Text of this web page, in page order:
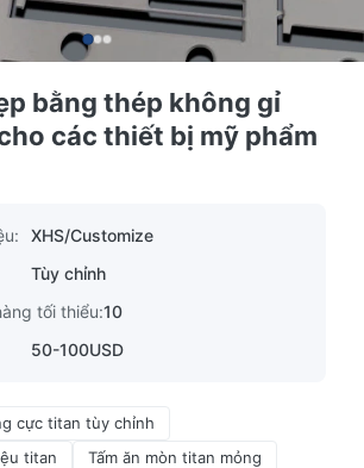
bằng thép không gỉ
các thiết bị mỹ phẩm
XHS/Customize
Tùy chỉnh
tối thiểu:10
50-100USD
cực titan tùy chỉnh
titan
Tấm ăn mòn titan mỏng